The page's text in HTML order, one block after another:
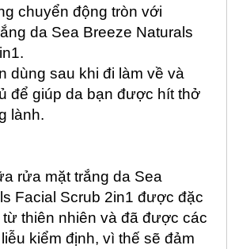
chuyển động tròn với
da Sea Breeze Naturals
sau khi đi làm về và
để giúp da bạn được hít thở
lành.
rửa mặt trắng da Sea
Facial Scrub 2in1 được đặc
thiên nhiên và đã được các
kiểm định, vì thế sẽ đảm